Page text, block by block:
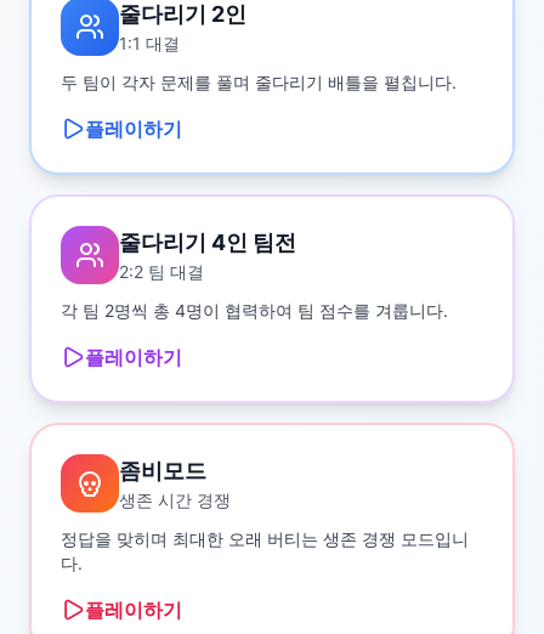
줄다리기 2인
1:1 대결
두 팀이 각자 문제를 풀며 줄다리기 배틀을 펼칩니다.
플레이하기
줄다리기 4인 팀전
2:2 팀 대결
각 팀 2명씩 총 4명이 협력하여 팀 점수를 겨룹니다.
플레이하기
좀비모드
생존 시간 경쟁
정답을 맞히며 최대한 오래 버티는 생존 경쟁 모드입니
다.
플레이하기